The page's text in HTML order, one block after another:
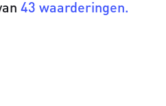
43 waarderingen.